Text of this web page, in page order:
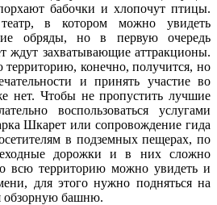
бабочки и хлопочут птицы.
в котором можно увидеть
обряды, но в первую очередь
ждут захватывающие аттракционы.
конечно, получится, но
и принять участие во
нет. Чтобы не пропустить лучшие
воспользоваться услугами
Шкарет или сопровождение гида
в подземных пещерах, по
дорожки и в них сложно
всю территорию можно увидеть и
для этого нужно подняться на
башню.